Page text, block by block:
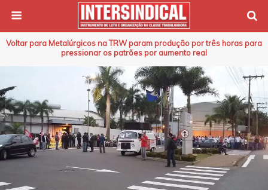
Voltar para Metalúrgicos na TRW param produção por três horas para
pressionar os patrões por aumento real